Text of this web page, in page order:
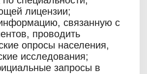
лицензии;
связанную с
проводить
опросы населения,
исследования;
запросы в